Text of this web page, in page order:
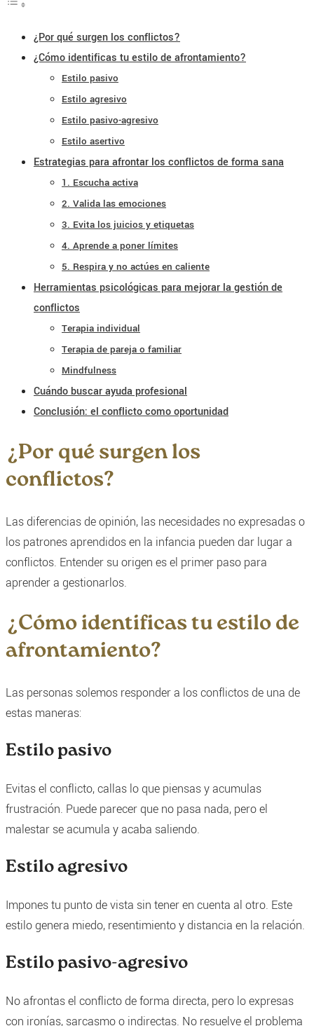
¿Por qué surgen los conflictos?
¿Cómo identificas tu estilo de afrontamiento?
Estilo pasivo
Estilo agresivo
Estilo pasivo-agresivo
Estilo asertivo
Estrategias para afrontar los conflictos de forma sana
1. Escucha activa
2. Valida las emociones
3. Evita los juicios y etiquetas
4. Aprende a poner límites
5. Respira y no actúes en caliente
Herramientas psicológicas para mejorar la gestión de
conflictos
Terapia individual
Terapia de pareja o familiar
Mindfulness
Cuándo buscar ayuda profesional
Conclusión: el conflicto como oportunidad
¿Por qué surgen los
conflictos?
Las diferencias de opinión, las necesidades no expresadas o
los patrones aprendidos en la infancia pueden dar lugar a
conflictos. Entender su origen es el primer paso para
aprender a gestionarlos.
¿Cómo identificas tu estilo de
afrontamiento?
Las personas solemos responder a los conflictos de una de
estas maneras:
Estilo pasivo
Evitas el conflicto, callas lo que piensas y acumulas
frustración. Puede parecer que no pasa nada, pero el
malestar se acumula y acaba saliendo.
Estilo agresivo
Impones tu punto de vista sin tener en cuenta al otro. Este
estilo genera miedo, resentimiento y distancia en la relación.
Estilo pasivo-agresivo
No afrontas el conflicto de forma directa, pero lo expresas
con ironías, sarcasmo o indirectas. No resuelve el problema